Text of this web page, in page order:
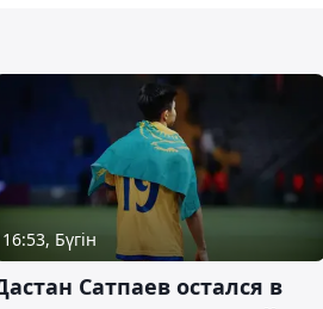
16:53, Бүгін
Сатпаев остался в